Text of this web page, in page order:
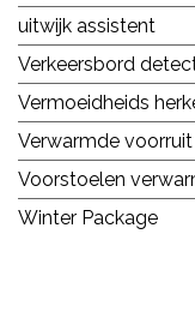
uitwijk assistent
Verkeersbord
Vermoeidheids
Verwarmde voorruit
Voorstoelen
Winter Package